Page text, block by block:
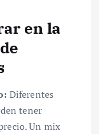
en la
Diferentes
tener
Un mix